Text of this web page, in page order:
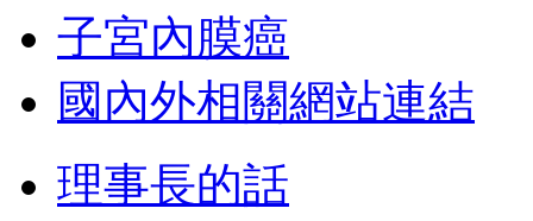
子宮內膜癌
國內外相關網站連結
理事長的話